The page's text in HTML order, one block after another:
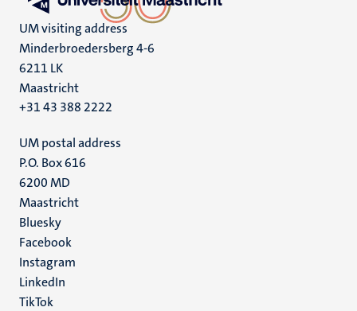
UM visiting address
Minderbroedersberg 4-6
6211 LK
Maastricht
+31 43 388 2222
UM postal address
P.O. Box 616
6200 MD
Maastricht
Social
media
Bluesky
Facebook
Instagram
LinkedIn
TikTok